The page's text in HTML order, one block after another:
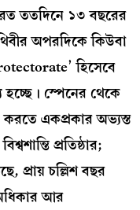
ততদিনে ১৩ বছরের
অপরদিকে কিউবা
হিসেবে
হচ্ছে। স্পেনের থেকে
করতে একপ্রকার অভ্যস্ত
প্রতিষ্ঠার;
প্রায় চল্লিশ বছর
আর